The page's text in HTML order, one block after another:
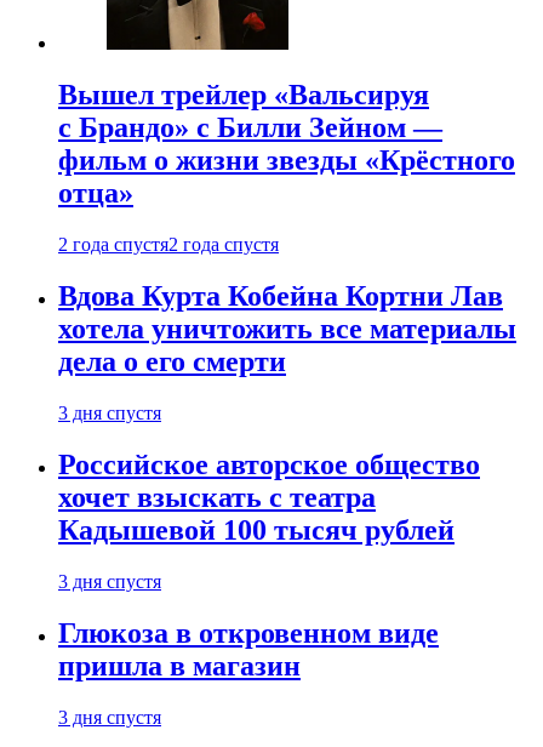
Вышел трейлер «Вальсируя
с Брандо» с Билли Зейном —
фильм о жизни звезды «Крёстного
отца»
2 года спустя2 года спустя
Вдова Курта Кобейна Кортни Лав
хотела уничтожить все материалы
дела о его смерти
3 дня спустя
Российское авторское общество
хочет взыскать с театра
Кадышевой 100 тысяч рублей
3 дня спустя
Глюкоза в откровенном виде
пришла в магазин
3 дня спустя